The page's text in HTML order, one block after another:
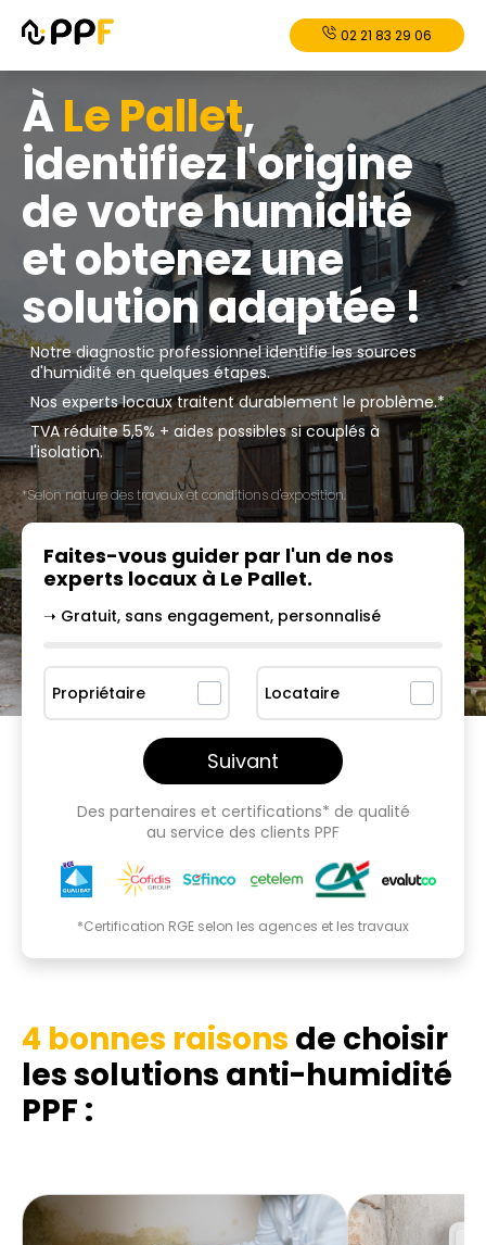
02 21 83 29 06
ÀLe Pallet,
identifiez l'origine
de votre humidité
et obtenez une
solution adaptée !
Notre diagnostic professionnel identifie les sources
d'humidité en quelques étapes.
Nos experts locaux traitent durablement le problème.*
TVA réduite 5,5% + aides possibles si couplés à
l'isolation.
*Selon nature des travaux et conditions d'exposition.
Faites-vous guider par l'un de nos
experts locaux à Le Pallet.
➝ Gratuit, sans engagement, personnalisé
Propriétaire Locataire
Suivant
Des partenaires et certifications* de qualité
au service des clients PPF
*Certification RGE selon les agences et les travaux
4 bonnes raisons de choisir
les solutions anti-humidité
PPF :